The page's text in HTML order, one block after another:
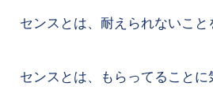
センスとは、耐えられないこと
センスとは、もらってることに